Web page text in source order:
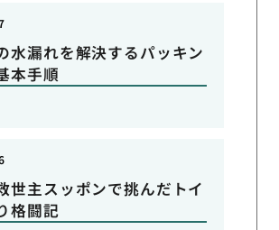
水漏れを解決するパッキン
本手順
世主スッポンで挑んだトイ
格闘記